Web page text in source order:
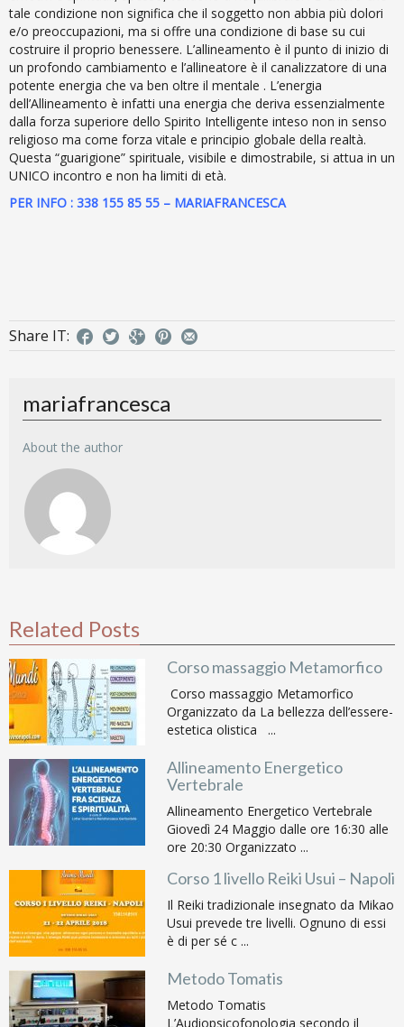
tale condizione non significa che il soggetto non abbia più dolori
e/o preoccupazioni, ma si offre una condizione di base su cui
costruire il proprio benessere. L’allineamento è il punto di inizio di
un profondo cambiamento e l’allineatore è il canalizzatore di una
potente energia che va ben oltre il mentale . L’energia
dell’Allineamento è infatti una energia che deriva essenzialmente
dalla forza superiore dello Spirito Intelligente inteso non in senso
religioso ma come forza vitale e principio globale della realtà.
Questa “guarigione” spirituale, visibile e dimostrabile, si attua in un
UNICO incontro e non ha limiti di età.
PER INFO : 338 155 85 55 – MARIAFRANCESCA
Share IT:
mariafrancesca
About the author
Related Posts
Corso massaggio Metamorfico
Corso massaggio Metamorfico
Organizzato da La bellezza dell’essere-
estetica olistica ...
Allineamento Energetico
Vertebrale
Allineamento Energetico Vertebrale
Giovedì 24 Maggio dalle ore 16:30 alle
ore 20:30 Organizzato ...
Corso 1 livello Reiki Usui – Napoli
Il Reiki tradizionale insegnato da Mikao
Usui prevede tre livelli. Ognuno di essi
è di per sé c ...
Metodo Tomatis
Metodo Tomatis
L’Audiopsicofonologia secondo il